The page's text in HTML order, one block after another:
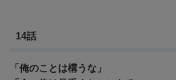
14話
「俺のことは構うな」